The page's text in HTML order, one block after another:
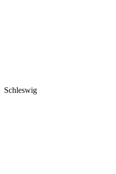
Schleswig